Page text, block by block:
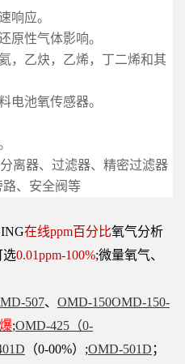
响应。
原性气体影响。
，乙炔，乙烯，丁二烯和其
电池氧传感器。
离器、过滤器、精密过滤器
、安全阀等
在线ppm百分比氧气分析
选0.01ppm-100%;微量氧气、
507、 OMD-150OMD-150-
;OMD-425（0-
（0-00%）;OMD-501D ；